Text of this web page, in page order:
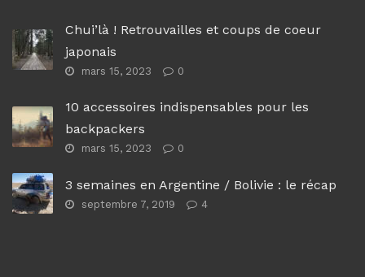
Chui’là ! Retrouvailles et coups de coeur
japonais
mars 15, 2023 0
10 accessoires indispensables pour les
backpackers
mars 15, 2023 0
3 semaines en Argentine / Bolivie : le récap
septembre 7, 2019 4